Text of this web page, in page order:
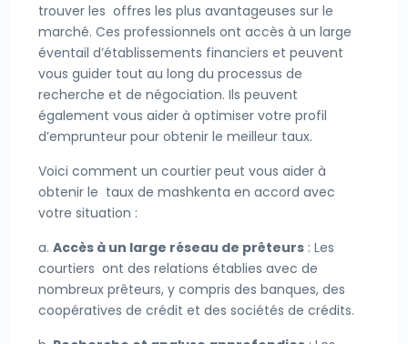
trouver les offres les plus avantageuses sur le
marché. Ces professionnels ont accès à un large
éventail d’établissements financiers et peuvent
vous guider tout au long du processus de
recherche et de négociation. Ils peuvent
également vous aider à optimiser votre profil
d’emprunteur pour obtenir le meilleur taux.
Voici comment un courtier peut vous aider à
obtenir le taux de mashkenta en accord avec
votre situation :
a. Accès à un large réseau de prêteurs : Les
courtiers ont des relations établies avec de
nombreux prêteurs, y compris des banques, des
coopératives de crédit et des sociétés de crédits.